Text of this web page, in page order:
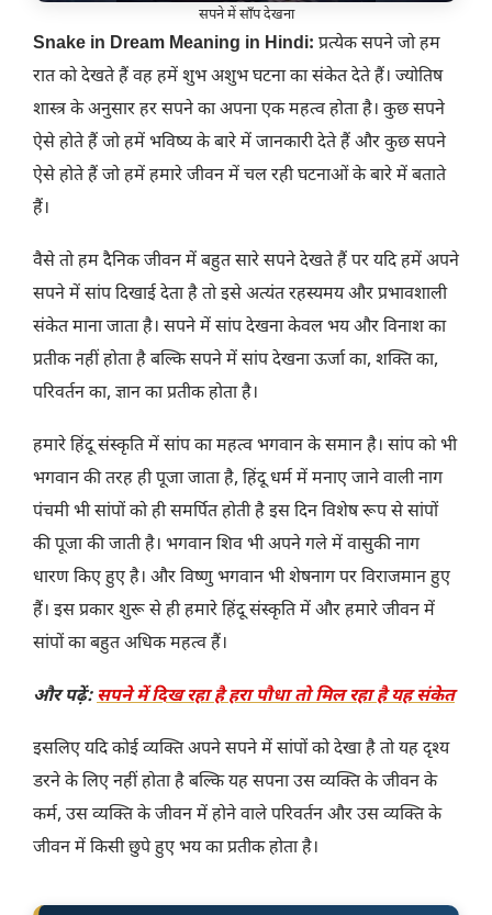
सपने में साँप देखना
Snake in Dream Meaning in Hindi: प्रत्येक सपने जो हम
रात को देखते हैं वह हमें शुभ अशुभ घटना का संकेत देते हैं। ज्योतिष
शास्त्र के अनुसार हर सपने का अपना एक महत्व होता है। कुछ सपने
ऐसे होते हैं जो हमें भविष्य के बारे में जानकारी देते हैं और कुछ सपने
ऐसे होते हैं जो हमें हमारे जीवन में चल रही घटनाओं के बारे में बताते
हैं।
वैसे तो हम दैनिक जीवन में बहुत सारे सपने देखते हैं पर यदि हमें अपने
सपने में सांप दिखाई देता है तो इसे अत्यंत रहस्यमय और प्रभावशाली
संकेत माना जाता है। सपने में सांप देखना केवल भय और विनाश का
प्रतीक नहीं होता है बल्कि सपने में सांप देखना ऊर्जा का, शक्ति का,
परिवर्तन का, ज्ञान का प्रतीक होता है।
हमारे हिंदू संस्कृति में सांप का महत्व भगवान के समान है। सांप को भी
भगवान की तरह ही पूजा जाता है, हिंदू धर्म में मनाए जाने वाली नाग
पंचमी भी सांपों को ही समर्पित होती है इस दिन विशेष रूप से सांपों
की पूजा की जाती है। भगवान शिव भी अपने गले में वासुकी नाग
धारण किए हुए है। और विष्णु भगवान भी शेषनाग पर विराजमान हुए
हैं। इस प्रकार शुरू से ही हमारे हिंदू संस्कृति में और हमारे जीवन में
सांपों का बहुत अधिक महत्व हैं।
और पढ़ें:सपने में दिख रहा है हरा पौधा तो मिल रहा है यह संकेत
इसलिए यदि कोई व्यक्ति अपने सपने में सांपों को देखा है तो यह दृश्य
डरने के लिए नहीं होता है बल्कि यह सपना उस व्यक्ति के जीवन के
कर्म, उस व्यक्ति के जीवन में होने वाले परिवर्तन और उस व्यक्ति के
जीवन में किसी छुपे हुए भय का प्रतीक होता है।